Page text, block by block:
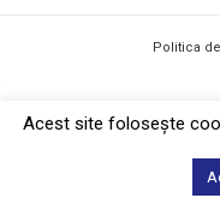
Politica
Acest site foloseşte